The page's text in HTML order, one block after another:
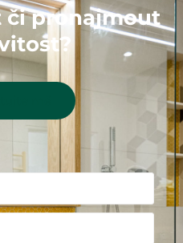
či pronajmout